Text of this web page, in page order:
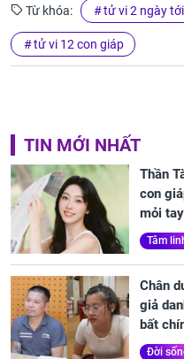
Từ khóa: tử vi 2 ngày tới
tử vi 12 con giáp
TIN MỚI NHẤT
Thần
con
mỏi
Tâm
Chân
giả
bất
Đời